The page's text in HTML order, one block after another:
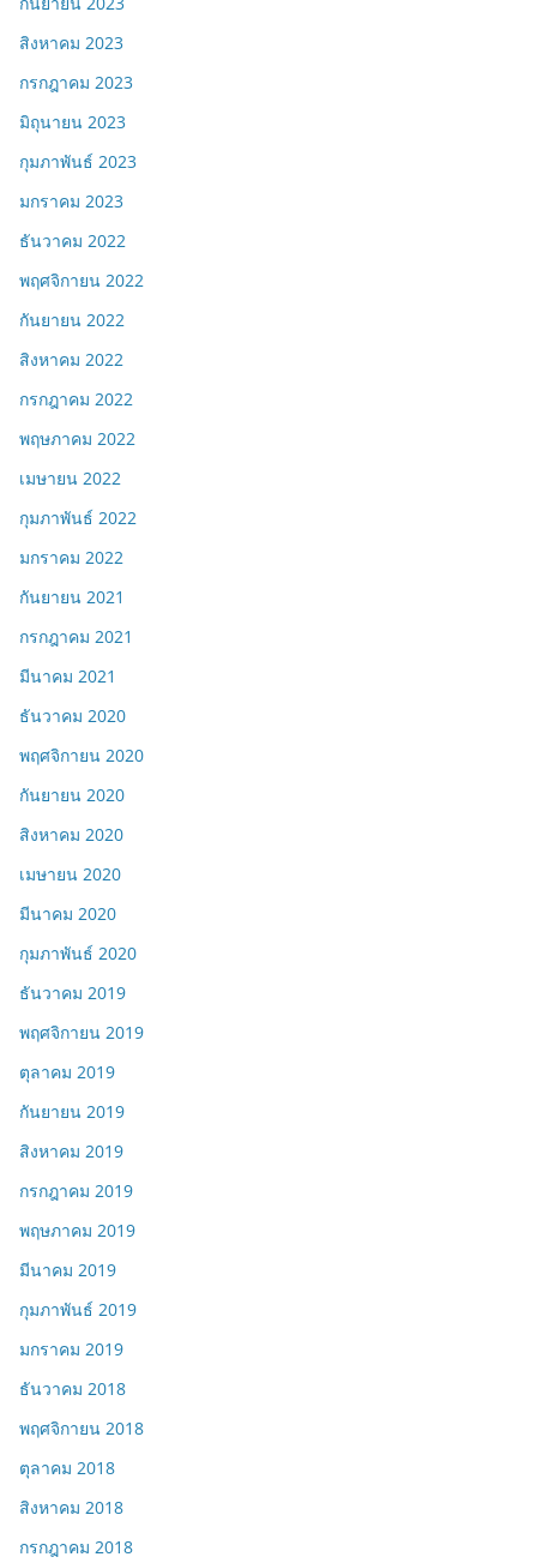
สิงหาคม 2023
กรกฎาคม 2023
มิถุนายน 2023
กุมภาพันธ์ 2023
มกราคม 2023
ธันวาคม 2022
พฤศจิกายน 2022
กันยายน 2022
สิงหาคม 2022
กรกฎาคม 2022
พฤษภาคม 2022
เมษายน 2022
กุมภาพันธ์ 2022
มกราคม 2022
กันยายน 2021
กรกฎาคม 2021
มีนาคม 2021
ธันวาคม 2020
พฤศจิกายน 2020
กันยายน 2020
สิงหาคม 2020
เมษายน 2020
มีนาคม 2020
กุมภาพันธ์ 2020
ธันวาคม 2019
พฤศจิกายน 2019
ตุลาคม 2019
กันยายน 2019
สิงหาคม 2019
กรกฎาคม 2019
พฤษภาคม 2019
มีนาคม 2019
กุมภาพันธ์ 2019
มกราคม 2019
ธันวาคม 2018
พฤศจิกายน 2018
ตุลาคม 2018
สิงหาคม 2018
กรกฎาคม 2018